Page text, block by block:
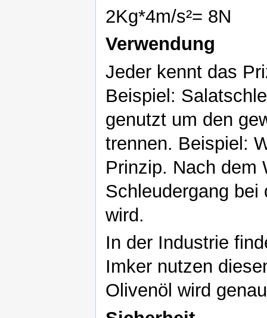
2Kg*4m/s²= 8N
Verwendung
Jeder kennt das
Beispiel:
genutzt um den
trennen. Beispiel:
Prinzip. Nach dem
Schleudergang bei
wird.
In der Industrie
Imker nutzen
Olivenöl wird